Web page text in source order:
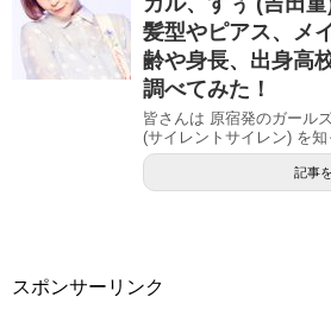
髪型やピアス、メ
齢や身長、出身高
調べてみた！
皆さんは 原宿発のガール
(サイレントサイレン) を知
記事
スポンサーリンク